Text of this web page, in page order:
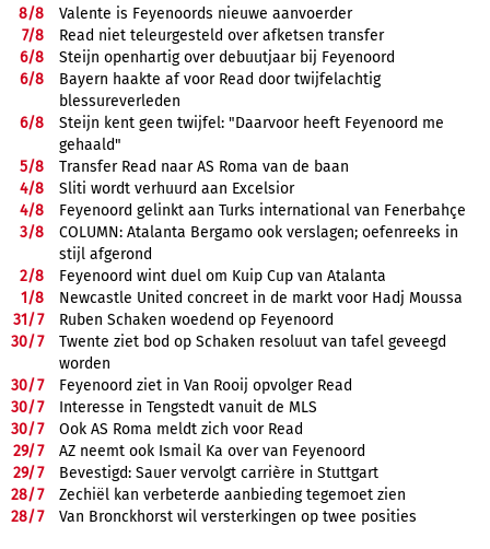
8/8
Valente is Feyenoords nieuwe aanvoerder
7/8
Read niet teleurgesteld over afketsen transfer
6/8
Steijn openhartig over debuutjaar bij Feyenoord
6/8
Bayern haakte af voor Read door twijfelachtig
blessureverleden
6/8
Steijn kent geen twijfel: "Daarvoor heeft Feyenoord me
gehaald"
5/8
Transfer Read naar AS Roma van de baan
4/8
Sliti wordt verhuurd aan Excelsior
4/8
Feyenoord gelinkt aan Turks international van Fenerbahçe
3/8
COLUMN: Atalanta Bergamo ook verslagen; oefenreeks in
stijl afgerond
2/8
Feyenoord wint duel om Kuip Cup van Atalanta
1/8
Newcastle United concreet in de markt voor Hadj Moussa
31/7
Ruben Schaken woedend op Feyenoord
30/7
Twente ziet bod op Schaken resoluut van tafel geveegd
worden
30/7
Feyenoord ziet in Van Rooij opvolger Read
30/7
Interesse in Tengstedt vanuit de MLS
30/7
Ook AS Roma meldt zich voor Read
29/7
AZ neemt ook Ismail Ka over van Feyenoord
29/7
Bevestigd: Sauer vervolgt carrière in Stuttgart
28/7
Zechiël kan verbeterde aanbieding tegemoet zien
28/7 Van Bronckhorst wil versterkingen op twee posities